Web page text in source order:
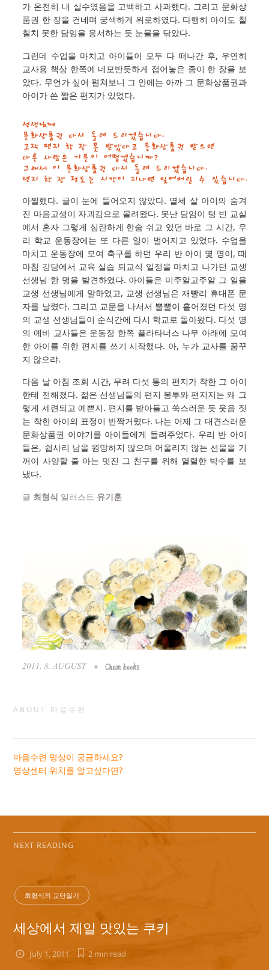
가 온전히 내 실수였음을 고백하고 사과했다. 그리고 문화상
품권 한 장을 건네며 궁색하게 위로하였다. 다행히 아이도 칠
칠치 못한 담임을 용서하는 듯 눈물을 닦았다.
그런데 수업을 마치고 아이들이 모두 다 떠나간 후, 우연히
교사용 책상 한쪽에 네모반듯하게 접어놓은 종이 한 장을 보
았다. 무언가 싶어 펼쳐보니 그 안에는 아까 그 문화상품권과
아이가 쓴 짧은 편지가 있었다.
아찔했다. 글이 눈에 들어오지 않았다. 열세 살 아이의 숨겨
진 마음고생이 자괴감으로 몰려왔다. 못난 담임이 텅 빈 교실
에서 혼자 그렇게 심란하게 한숨 쉬고 있던 바로 그 시간, 우
리 학교 운동장에는 또 다른 일이 벌어지고 있었다. 수업을
마치고 운동장에 모여 축구를 하던 우리 반 아이 몇 명이, 때
마침 강당에서 교육 실습 퇴교식 일정을 마치고 나가던 교생
선생님 한 명을 발견하였다. 아이들은 미주알고주알 그 일을
교생 선생님에게 말하였고, 교생 선생님은 재빨리 휴대폰 문
자를 날렸다. 그리고 교문을 나서서 뿔뿔이 흩어졌던 다섯 명
의 교생 선생님들이 순식간에 다시 학교로 돌아왔다. 다섯 명
의 예비 교사들은 운동장 한쪽 플라타너스 나무 아래에 모여
한 아이를 위한 편지를 쓰기 시작했다. 아, 누가 교사를 꿈꾸
지 않으랴.
다음 날 아침 조회 시간, 무려 다섯 통의 편지가 착한 그 아이
한테 전해졌다. 젊은 선생님들의 편지 봉투와 편지지는 왜 그
렇게 세련되고 예쁜지. 편지를 받아들고 쑥스러운 듯 웃음 짓
는 착한 아이의 표정이 반짝거렸다. 나는 어제 그 대견스러운
문화상품권 이야기를 아이들에게 들려주었다. 우리 반 아이
들은, 쉽사리 남을 원망하지 않으며 어울리지 않는 선물을 기
꺼이 사양할 줄 아는 멋진 그 친구를 위해 열렬한 박수를 보
냈다.
글 최형식 일러스트 유기훈
ABOUT 마음수련
마음수련 명상이 궁금하세요?
명상센터 위치를 알고싶다면?
NEXT READING
최형식의 교단일기
세상에서 제일 맛있는 쿠키
July 1, 2011 2 min read